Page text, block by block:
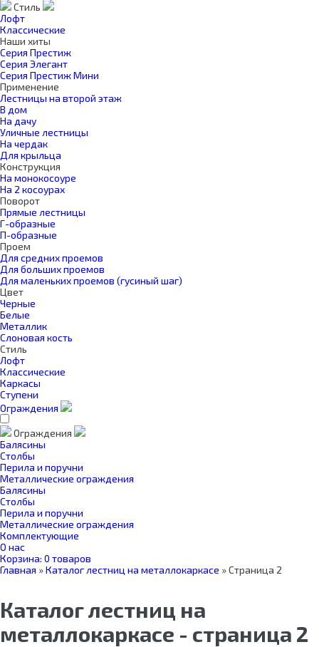
Стиль
Лофт
Классические
Наши хиты
Серия Престиж
Серия Элегант
Серия Престиж Мини
Применение
Лестницы на второй этаж
В дом
На дачу
Уличные лестницы
На чердак
Для крыльца
Конструкция
На монокосоуре
На 2 косоурах
Поворот
Прямые лестницы
Г-образные
П-образные
Проем
Для средних проемов
Для больших проемов
Для маленьких проемов (гусиный шаг)
Цвет
Черные
Белые
Металлик
Слоновая кость
Стиль
Лофт
Классические
Каркасы
Ступени
Ограждения
Ограждения
Балясины
Столбы
Перила и поручни
Металлические ограждения
Балясины
Столбы
Перила и поручни
Металлические ограждения
Комплектующие
О нас
Корзина: 0 товаров
Главная »Каталог лестниц на металлокаркасе »Страница 2
Каталог лестниц на
металлокаркасе - страница 2